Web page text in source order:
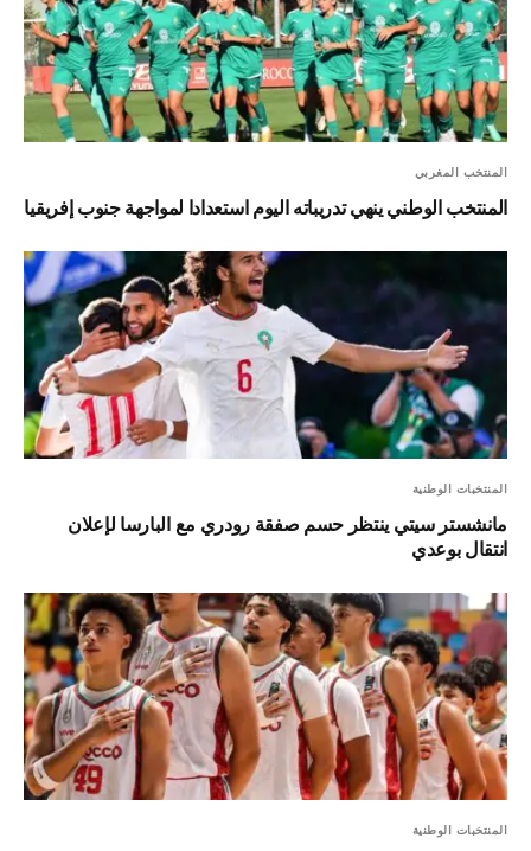
المنتخب المغربي
المنتخب الوطني ينهي تدريباته اليوم استعدادا لمواجهة جنوب إفريقيا
المنتخبات الوطنية
مانشستر سيتي ينتظر حسم صفقة رودري مع البارسا لإعلان
انتقال بوعدي
المنتخبات الوطنية